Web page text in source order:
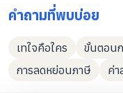
คำถามที่พบบ่อย
เทใจคือใคร
ขั้นตอนก
การลดหย่อนภาษี
ค่